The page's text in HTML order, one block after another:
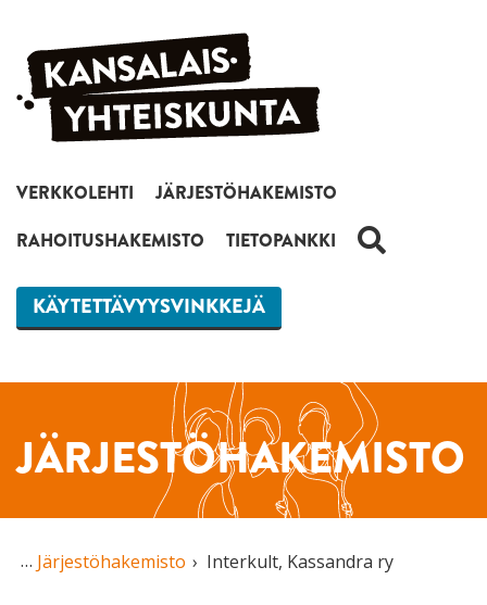
Siirry sisältöön
VERKKOLEHTI
JÄRJESTÖHAKEMISTO
RAHOITUSHAKEMISTO
TIETOPANKKI HAKU
KÄYTETTÄVYYSVINKKEJÄ
JÄRJESTÖHAKEMISTO
Järjestöhakemisto Interkult, Kassandra ry